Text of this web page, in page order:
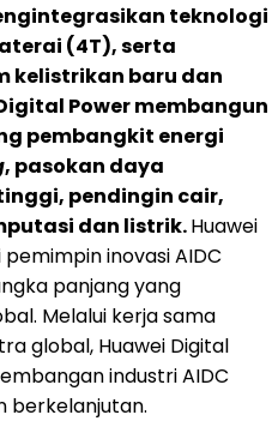
teknologi
(4T), serta
kelistrikan baru dan
Power membangun
pembangkit energi
, pasokan daya
pendingin cair,
dan listrik.Huawei
inovasi AIDC
panjang yang
Melalui kerja sama
global, Huawei Digital
industri AIDC
berkelanjutan.